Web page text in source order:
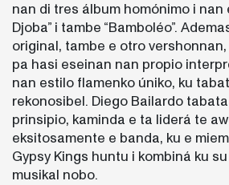
nan di tres álbum homónimo i nan
Djoba” i tambe “Bamboléo”.
original, tambe e otro
pa hasi eseinan nan propio
nan estilo flamenko úniko, ku
rekonosibel. Diego Bailardo
prinsipio, kaminda e ta liderá te
eksitosamente e banda, ku e
Gypsy Kings huntu i kombiná ku
musikal nobo.